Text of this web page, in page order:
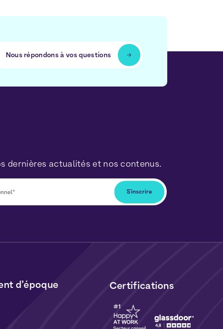
Nous répondons à vos questions
dernières actualités et nos contenus.
à notrePolitique de Données
d’époque
Certifications